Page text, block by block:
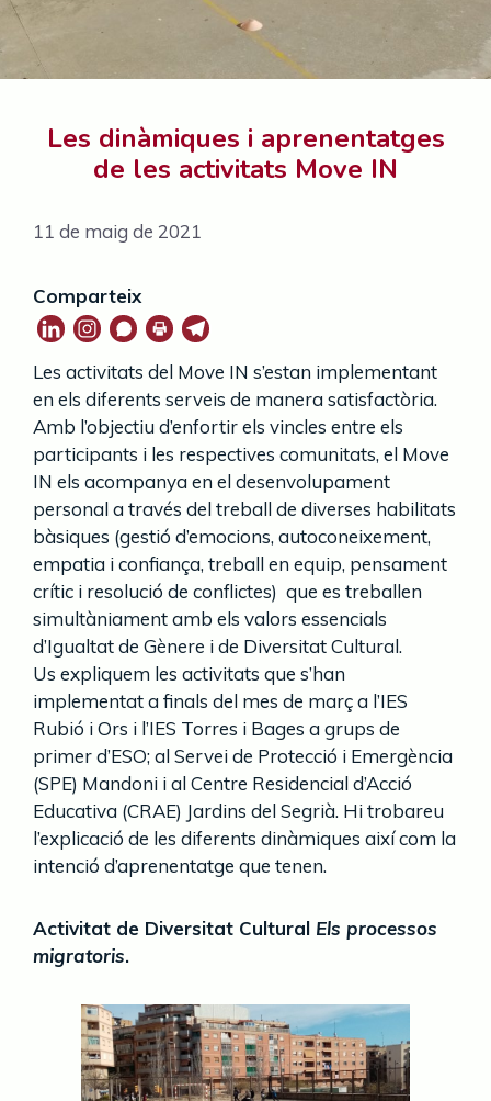
Les dinàmiques i aprenentatges
de les activitats Move IN
11 de maig de 2021
Comparteix
Les activitats del Move IN s’estan implementant
en els diferents serveis de manera satisfactòria.
Amb l’objectiu d’enfortir els vincles entre els
participants i les respectives comunitats, el Move
IN els acompanya en el desenvolupament
personal a través del treball de diverses habilitats
bàsiques (gestió d’emocions, autoconeixement,
empatia i confiança, treball en equip, pensament
crític i resolució de conflictes) que es treballen
simultàniament amb els valors essencials
d’Igualtat de Gènere i de Diversitat Cultural.
Us expliquem les activitats que s’han
implementat a finals del mes de març a l’IES
Rubió i Ors i l’IES Torres i Bages a grups de
primer d’ESO; al Servei de Protecció i Emergència
(SPE) Mandoni i al Centre Residencial d’Acció
Educativa (CRAE) Jardins del Segrià. Hi trobareu
l’explicació de les diferents dinàmiques així com la
intenció d’aprenentatge que tenen.
Activitat de Diversitat Cultural Els processos
migratoris.